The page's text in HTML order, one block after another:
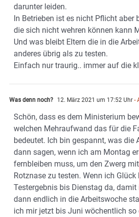
darunter leiden.
In Betrieben ist es nicht Pflicht aber
die sich nicht wehren können kann
Und was bleibt Eltern die in die
anderes übrig als zu testen.
Einfach nur traurig.. immer auf die
Was denn noch? 12. März 2021 um 17:52 Uhr -
Schön, dass es dem Ministerium
welchen Mehraufwand das für die
bedeutet. Ich bin gespannt, was die
dann sagen, wenn ich am Montag
fernbleiben muss, um den Zwerg
Rotznase zu testen. Wenn ich Glück
Testergebnis bis Dienstag da,
dann endlich in die Arbeitswoche
ich mir jetzt bis Juni wöchentlich so